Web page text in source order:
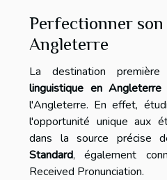
Perfectionner son
Angleterre
La destination
linguistique en Angleterre
l'Angleterre. En effet,
l'opportunité unique aux
dans la source précise
Standard, également
Received Pronunciation.